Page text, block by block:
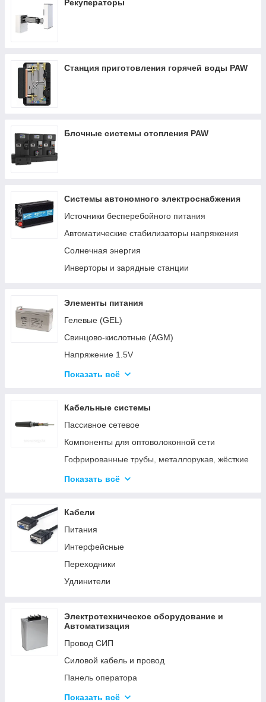
Рекуператоры
Станция приготовления горячей воды PAW
Блочные системы отопления PAW
Системы автономного электроснабжения
Источники бесперебойного питания
Автоматические стабилизаторы напряжения
Солнечная энергия
Инверторы и зарядные станции
Элементы питания
Гелевые (GEL)
Свинцово-кислотные (AGM)
Напряжение 1.5V
Напряжение 3V
Напряжение 6V-9V
Напряжение 12V
Аксессуары для элементов питания
Показать всё
Кабельные системы
Пассивное сетевое
Компоненты для оптоволоконной сети
Гофрированные трубы, металлорукав, жёсткие
Показать всё
Кабели
Питания
Интерфейсные
Переходники
Удлинители
Электротехническое оборудование и
Автоматизация
Провод СИП
Силовой кабель и провод
Панель оператора
Системы молниезащиты и заземления
Показать всё